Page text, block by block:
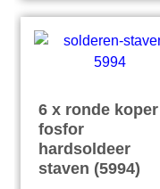
6 x ronde
fosfor
hardsoldeer
staven (5994)